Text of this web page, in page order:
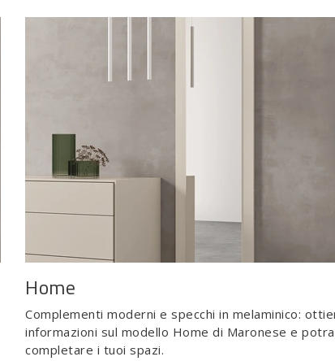
Home
Complementi moderni e specchi in melaminico:
informazioni sul modello Home di Maronese e
completare i tuoi spazi.